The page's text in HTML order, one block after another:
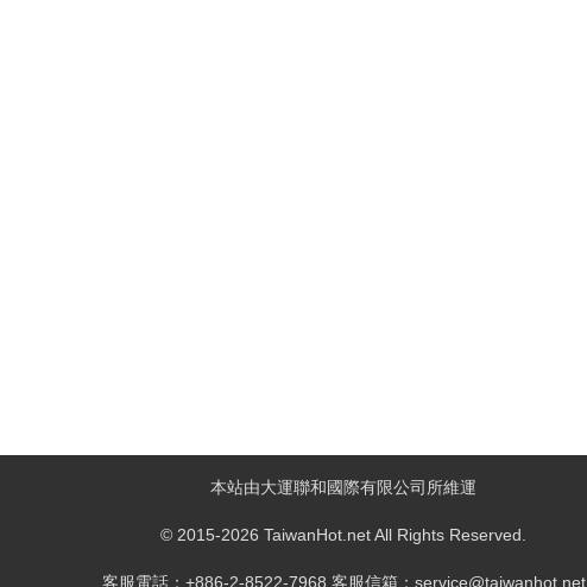
本站由大運聯和國際有限公司所維運
© 2015-2026 TaiwanHot.net All Rights Reserved.
客服電話：+886-2-8522-7968 客服信箱：service@taiwanhot.net